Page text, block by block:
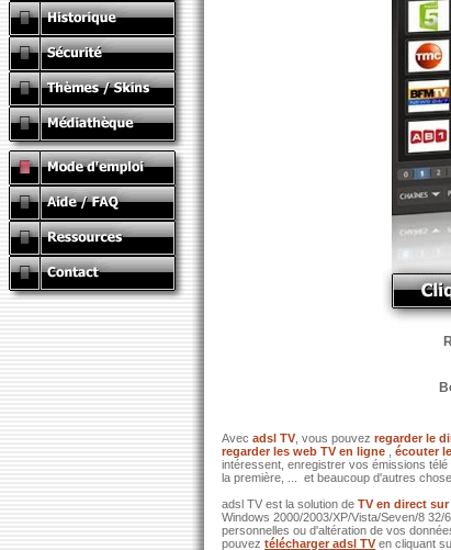
Avec adsl TV , vous pouvez regarder le
regarder les web TV en ligne
écouter
intéressent, enregistrer vos émissions
la première, ... et beaucoup d'autres
adsl TV est la solution de TV en direct sur
Windows 2000/2003/XP/Vista/Seven/8
personnelles ou d'altération de vos
pouvez télécharger adsl TV en cliquant